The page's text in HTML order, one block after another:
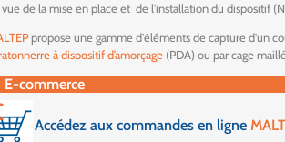
de la mise en place et de l'installation du dispositif
propose une gamme d'éléments de capture d'un
à dispositif d’amorçage (PDA) ou par cage
E-commerce
Accédez aux commandes en ligne